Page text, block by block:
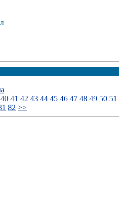
40 41 42 43 44 45 46 47 48 49 50 51
82 >>